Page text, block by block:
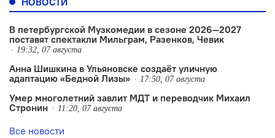
В петербургской Музкомедии в сезоне 2026—2027
поставят спектакли Мильграм, Разенков, Чевик
19:32, 07 августа
Анна Шишкина в Ульяновске создаëт уличную
адаптацию «Бедной Лизы»
17:50, 07 августа
Умер многолетний завлит МДТ и переводчик Михаил
Стронин
11:20, 07 августа
Все новости